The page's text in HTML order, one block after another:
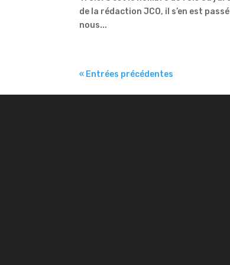
de la rédaction JCO, il s’en est
nous...
« Entrées précédentes